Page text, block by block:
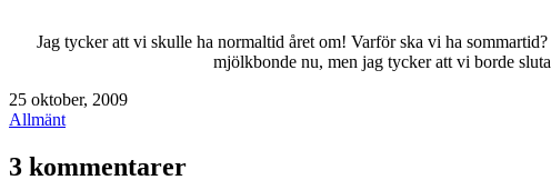
Jag tycker att vi skulle ha normaltid året om! Varför ska vi ha
mjölkbonde nu, men jag tycker att vi borde
Publicerat
den
25 oktober, 2009
Kategoriserat
Allmänt
3 kommentarer